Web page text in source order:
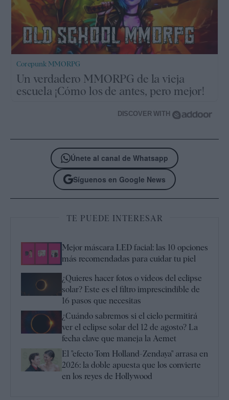
Corepunk MMORPG
Un verdadero MMORPG de la vieja
escuela ¡Cómo los de antes, pero mejor!
DISCOVER WITH
Únete al canal de Whatsapp
Síguenos en Google News
TE PUEDE INTERESAR
Mejor máscara LED facial: las 10 opciones
más recomendadas para cuidar tu piel
¿Quieres hacer fotos o vídeos del eclipse
solar? Este es el filtro imprescindible de
16 pasos que necesitas
¿Cuándo sabremos si el cielo permitirá
ver el eclipse solar del 12 de agosto? La
fecha clave que maneja la Aemet
El "efecto Tom Holland-Zendaya" arrasa en
2026: la doble apuesta que los convierte
en los reyes de Hollywood